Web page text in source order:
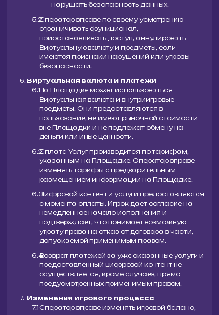
нарушать безопасность данных.
Оператор вправе по своему усмотрению
ограничивать функционал,
приостанавливать доступ, аннулировать
Виртуальную валюту и предметы, если
имеются признаки нарушений или угрозы
безопасности.
Виртуальная валюта и платежи
На Площадке может использоваться
Виртуальная валюта и внутриигровые
предметы. Они предоставляются в
пользование, не имеют рыночной стоимости
вне Площадки и не подлежат обмену на
деньги или иные ценности.
Оплата Услуг производится по тарифам,
указанным на Площадке. Оператор вправе
изменять тарифы с предварительным
размещением информации на Площадке.
Цифровой контент и услуги предоставляются
с момента оплаты. Игрок дает согласие на
немедленное начало исполнения и
подтверждает, что понимает возможную
утрату права на отказ от договора в части,
допускаемой применимым правом.
Возврат платежей за уже оказанные услуги и
предоставленный цифровой контент не
осуществляется, кроме случаев, прямо
предусмотренных применимым правом.
Изменения игрового процесса
Оператор вправе изменять игровой баланс,